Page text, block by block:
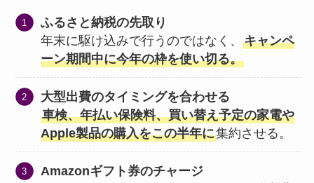
ふるさと納税の先取り
年末に駆け込みで行うのではなく、キャンペ
ーン期間中に今年の枠を使い切る。
大型出費のタイミングを合わせる
車検、年払い保険料、買い替え予定の家電や
Apple製品の購入をこの半年に集約させる。
Amazonギフト券のチャージ